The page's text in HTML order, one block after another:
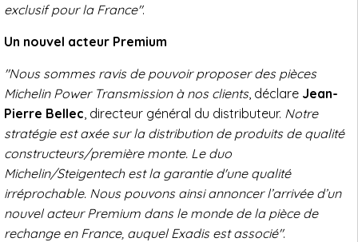
exclusif pour la France".
Un nouvel acteur Premium
"Nous sommes ravis de pouvoir proposer des pièces
Michelin Power Transmission à nos clients, déclare Jean-
Pierre Bellec , directeur général du distributeur. Notre
stratégie est axée sur la distribution de produits de qualité
constructeurs/première monte. Le duo
Michelin/Steigentech est la garantie d'une qualité
irréprochable. Nous pouvons ainsi annoncer l’arrivée d’un
nouvel acteur Premium dans le monde de la pièce de
rechange en France, auquel Exadis est associé".